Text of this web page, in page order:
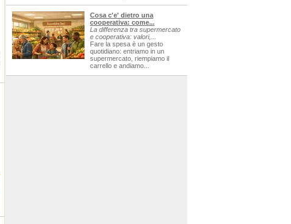
Cosa c'e' dietro una
cooperativa: come...
La differenza tra supermercato
e cooperativa: valori,...
Fare la spesa è un gesto
quotidiano: entriamo in un
supermercato, riempiamo il
carrello e andiamo...